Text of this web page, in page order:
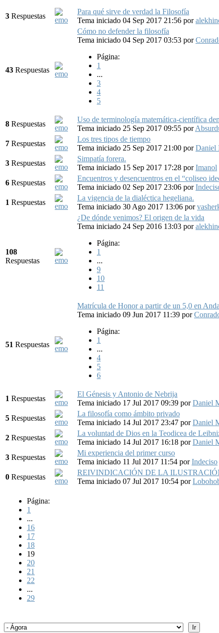
3 Respuestas
Para qué sirve de verdad la Filosofía
Tema iniciado 04 Sep 2017 21:56 por
43 Respuestas
Cómo no defender la filosofía
Tema iniciado 04 Sep 2017 03:53 por
Página:
1
...
3
4
5
8 Respuestas
Uso de terminología matemática-científica
Tema iniciado 25 Sep 2017 09:55 por
7 Respuestas
Los tres tipos de tiempo
Tema iniciado 25 Sep 2017 21:00 porDaniel
3 Respuestas
Simpatía forera.
Tema iniciado 15 Sep 2017 17:28 porImanol
6 Respuestas
Encuentros y desencuentros en el “coliseo
Tema iniciado 02 Sep 2017 23:06 por
1 Respuestas
La vigencia de la dialéctica hegeliana.
Tema iniciado 30 Ago 2017 13:06 por
108
Respuestas
¿De dónde venimos? El origen de la vida
Tema iniciado 24 Sep 2016 13:03 por
Página:
1
...
9
10
11
51 Respuestas
Matrícula de Honor a partir de un 5,0 en
Tema iniciado 09 Jun 2017 11:39 por
Página:
1
...
4
5
6
1 Respuestas
El Génesis y Antonio de Nebrija
Tema iniciado 17 Jul 2017 09:39 porDaniel
5 Respuestas
La filosofía como ámbito privado
Tema iniciado 14 Jul 2017 23:47 porDaniel
2 Respuestas
La voluntad de Dios en la Teodicea de
Tema iniciado 14 Jul 2017 16:18 porDaniel
3 Respuestas
Mi experiencia del primer curso
Tema iniciado 11 Jul 2017 11:54 porIndeciso
0 Respuestas
REIVINDICACIÓN DE LA
Tema iniciado 07 Jul 2017 10:54 por
Página:
1
...
16
17
18
19
20
21
22
...
29